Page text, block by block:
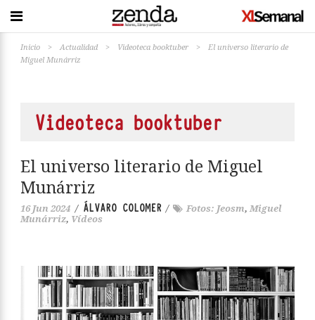
Inicio > Actualidad > Videoteca booktuber >
El universo literario de
Miguel Munárriz
Videoteca booktuber
El universo literario de Miguel
Munárriz
16 Jun 2024 / ÁLVARO COLOMER / Fotos: Jeosm, Miguel
Munárriz, Vídeos